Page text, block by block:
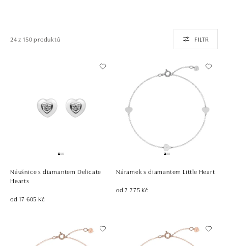
24 z 150 produktů FILTR
Náušnice s diamantem Delicate
Hearts
od 17 605 Kč
Náramek s diamantem Little Heart
od 7 775 Kč